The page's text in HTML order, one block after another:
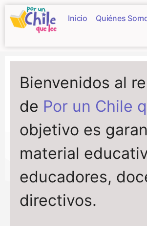
Inicio Quiénes
Bienvenidos al
de Por un Chile
objetivo es
material
educadores,
directivos.